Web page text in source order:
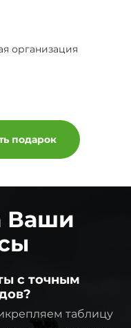
организация
подарок
Ваши
с точным
таблицу